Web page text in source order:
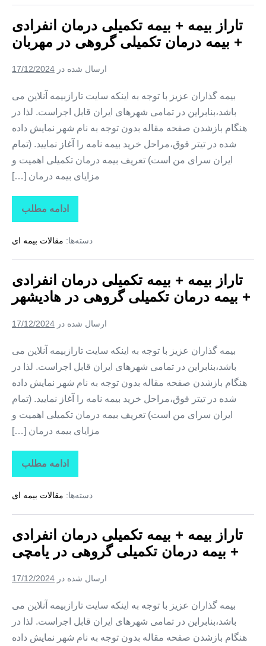
درمان
+
بیمه
درمان
تکمیلی
در
کنان
تاراز بیمه + بیمه تکمیلی درمان انفرادی
+ بیمه درمان تکمیلی گروهی در مهربان
ارسال شده در 17/12/2024
بیمه گذاران عزیز با توجه به اینکه سایت تارازبیمه آنلاین می
باشد،بنابراین در تمامی شهرهای ایران قابل اجراست. لذا در
هنگام بازشدن صفحه مقاله بدون توجه به نام شهر نمایش داده
شده در تیتر فوق،مراحل خرید بیمه نامه را آغاز نمایید. (تمام
ایران سرای من است) تعریف بیمه درمان تکمیلی اهمیت و
مزایای بیمه درمان […]
ادامه مطلب
تاراز
بیمه
بیمه
درمان
+
بیمه
درمان
تکمیلی
در
دسته‌ها: مقالات بیمه ای
تاراز بیمه + بیمه تکمیلی درمان انفرادی
+ بیمه درمان تکمیلی گروهی در هادیشهر
ارسال شده در 17/12/2024
بیمه گذاران عزیز با توجه به اینکه سایت تارازبیمه آنلاین می
باشد،بنابراین در تمامی شهرهای ایران قابل اجراست. لذا در
هنگام بازشدن صفحه مقاله بدون توجه به نام شهر نمایش داده
شده در تیتر فوق،مراحل خرید بیمه نامه را آغاز نمایید. (تمام
ایران سرای من است) تعریف بیمه درمان تکمیلی اهمیت و
مزایای بیمه درمان […]
ادامه مطلب
تاراز
بیمه
بیمه
درمان
+
بیمه
درمان
تکمیلی
در
دسته‌ها: مقالات بیمه ای
تاراز بیمه + بیمه تکمیلی درمان انفرادی
+ بیمه درمان تکمیلی گروهی در یامچی
ارسال شده در 17/12/2024
بیمه گذاران عزیز با توجه به اینکه سایت تارازبیمه آنلاین می
باشد،بنابراین در تمامی شهرهای ایران قابل اجراست. لذا در
هنگام بازشدن صفحه مقاله بدون توجه به نام شهر نمایش داده